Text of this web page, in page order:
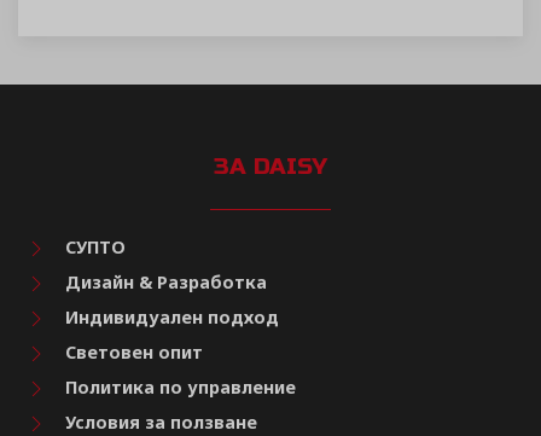
ЗА DAISY
СУПТО
Дизайн & Разработка
Индивидуален подход
Световен опит
Политика по управление
Условия за ползване